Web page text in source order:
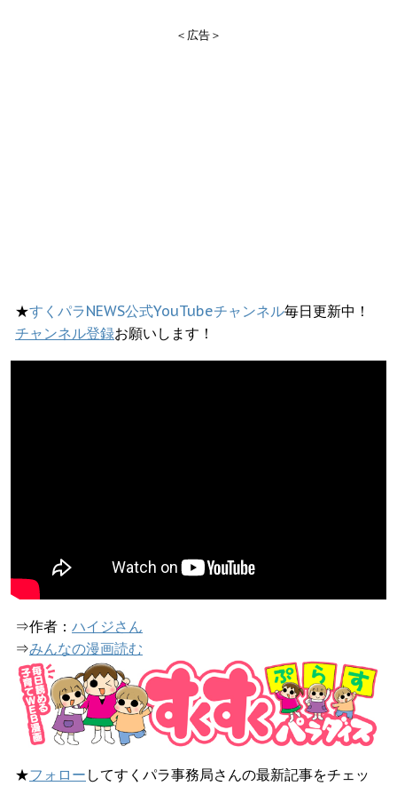
＜広告＞
★すくパラNEWS公式YouTubeチャンネル毎日更新中！
チャンネル登録お願いします！
⇒作者： ハイジさん
⇒みんなの漫画読む
★フォロー してすくパラ事務局さんの最新記事をチェッ